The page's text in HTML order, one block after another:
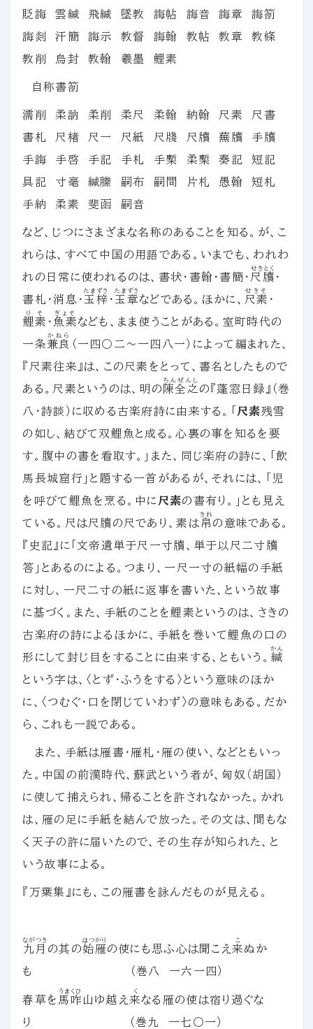
貶誨 雲緘 飛緘 墜教 誨帖 誨音 誨章 誨箚
誨剡 汗簡 誨示 教督 誨翰 教帖 教章 教條
教削 烏封 教翰 羲墨 鯉素
自称書箚
濡削 柔訥 柔削 柔尺 柔翰 納翰 尺素 尺書
書札 尺楮 尺一 尺紙 尺牋 尺牘 蕪牘 手牘
手誨 手啓 手記 手札 手槧 柔槧 奏記 短記
具記 寸毫 緘縢 嗣布 嗣問 片札 愚翰 短札
手納 柔素 斐函 嗣音
など、じつにさまざまな名称のあることを知る。が、こ
れらは、すべて中国の用語である。いまでも、われわ
れの日常に使われるのは、書状・書翰・書簡・ 尺牘
せきとく
・
書札・消息・ 玉梓
たまずさ
・ 玉章
たまずさ
などである。ほかに、 尺素
せきそ
・
鯉素
りそ
・ 魚素
ぎょそ
なども、まま使うことがある。室町時代の
一条兼良
かねら
（一四〇二～一四八一）によって編まれた、
『尺素往来』は、この尺素をとって、書名としたもので
ある。尺素というのは、明の 陳全之
ちんぜんし
の『蓬窓日録』（巻
八・詩談）に収める古楽府詩に由来する。「 尺素残雪
の如し、結びて双鯉魚と成る。心裏の事を知るを要
す。腹中の書を看取す。」また、同じ楽府の詩に、「飲
馬長城窟行」と題する一首があるが、それには、「児
を呼びて鯉魚を烹る。中に尺素の書有り。」とも見え
ている。尺は尺牘の尺であり、素は 帛
きれ
の意味である。
『史記』に「文帝遺単于尺一寸牘、単于以尺二寸牘
答」とあるのによる。つまり、一尺一寸の紙幅の手紙
に対し、一尺二寸の紙に返事を書いた、という故事
に基づく。また、手紙のことを鯉素というのは、さきの
古楽府の詩によるほかに、手紙を巻いて鯉魚の口の
形にして封じ目をすることに由来する、ともいう。 緘
かん
という字は、〈とず・ふうをする〉という意味のほか
に、〈つむぐ・口を閉じていわず〉の意味もある。だか
ら、これも一説である。
また、手紙は雁書・雁札・雁の使い、などともいっ
た。中国の前漢時代、蘇武という者が、匈奴（胡国）
に使して捕えられ、帰ることを許されなかった。かれ
は、雁の足に手紙を結んで放った。その文は、間もな
く天子の許に届いたので、その生存が知られた、と
いう故事による。
『万葉集』にも、この雁書を詠んだものが見える。
九月
ながつき
の其の始雁
はつかり
の使にも思ふ心は聞こえ 来
こ
ぬか
も （巻八 一六一四）
春草を 馬咋
うまくひ
山ゆ越え 来
く
なる雁の使は宿り過ぐな
り （巻九 一七〇一）